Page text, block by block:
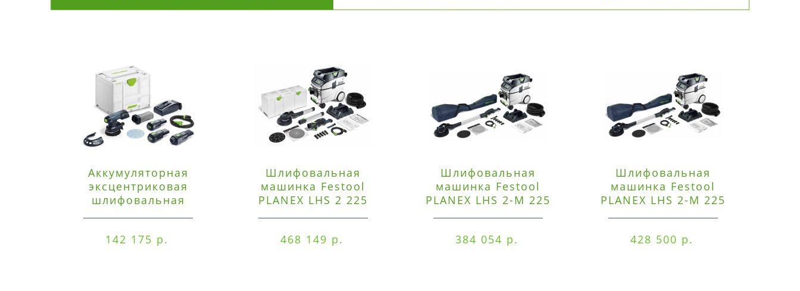
Аккумуляторная
эксцентриковая
шлифовальная
142 175 р.
Шлифовальная
машинка Festool
PLANEX LHS 2 225
468 149 р.
Шлифовальная
машинка Festool
PLANEX LHS 2-M 225
384 054 р.
Шлифовальная
машинка Festool
PLANEX LHS 2-M 225
428 500 р.